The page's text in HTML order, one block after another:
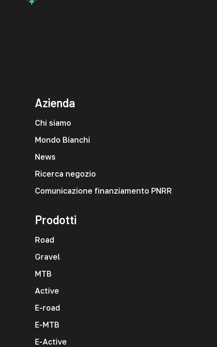
Azienda
Chi siamo
Mondo Bianchi
News
Ricerca negozio
Comunicazione finanziamento PNRR
Prodotti
Road
Gravel
MTB
Active
E-road
E-MTB
E-Active